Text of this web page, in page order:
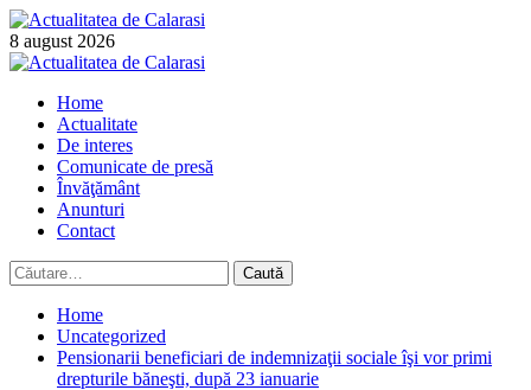
Skip
to
content
8 august 2026
Primary
Home
Actualitate
De interes
Comunicate de presă
Învăţământ
Anunturi
Contact
Caută
după:
Home
Uncategorized
Pensionarii beneficiari de indemnizaţii sociale îşi vor primi
drepturile băneşti, după 23 ianuarie